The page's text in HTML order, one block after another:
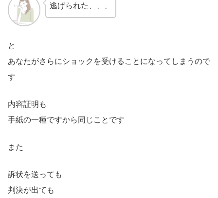
逃げられた、、、
と
あなたがさらにショックを受けることになってしまうので
す
内容証明も
手紙の一種ですから同じことです
また
訴状を送っても
判決が出ても